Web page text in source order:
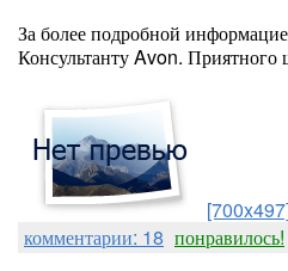
За более подробной
Консультанту Avon.
комментарии: 18 понравилось!